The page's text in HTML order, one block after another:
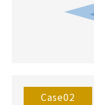
Case02